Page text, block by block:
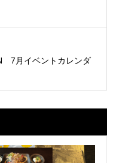
7月イベントカレンダ